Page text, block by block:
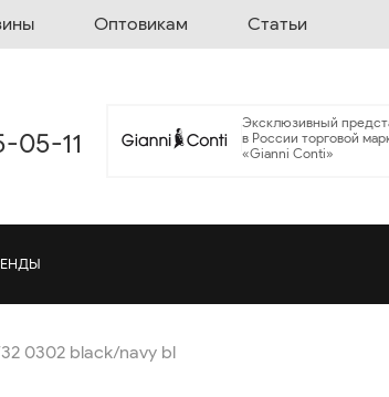
Оптовикам Статьи
05-11
Эксклюзивный
в России торговой
«Gianni Conti»
0302 black/navy bl